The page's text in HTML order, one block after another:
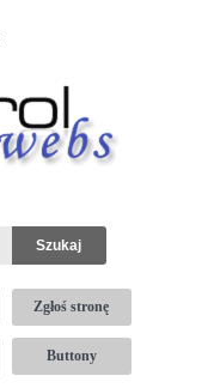
Zgłoś stronę
Buttony